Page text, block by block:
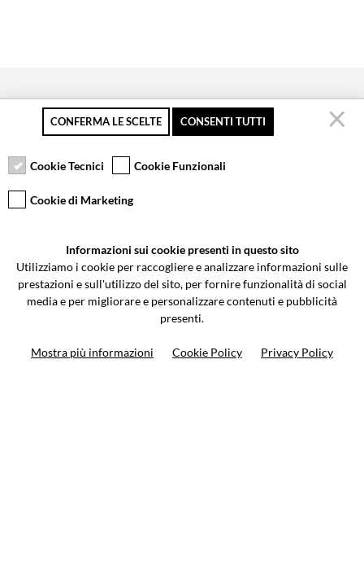
Pagamento sicuro
Resi gratuiti fino a 30
Servizio clienti
Via Galileo Galilei 5 | Verano Brianza (MB) 20843 | ITALY
0362-805407-info@valtermoto.com
CONFERMA LE SCELTE CONSENTI TUTTI
Cookie Tecnici Cookie Funzionali
Cookie di Marketing
Informazioni sui cookie presenti in questo sito
Utilizziamo i cookie per raccogliere e analizzare informazioni sulle
prestazioni e sull'utilizzo del sito, per fornire funzionalità di social
media e per migliorare e personalizzare contenuti e pubblicità
presenti.
Mostra più informazioni Cookie Policy Privacy Policy